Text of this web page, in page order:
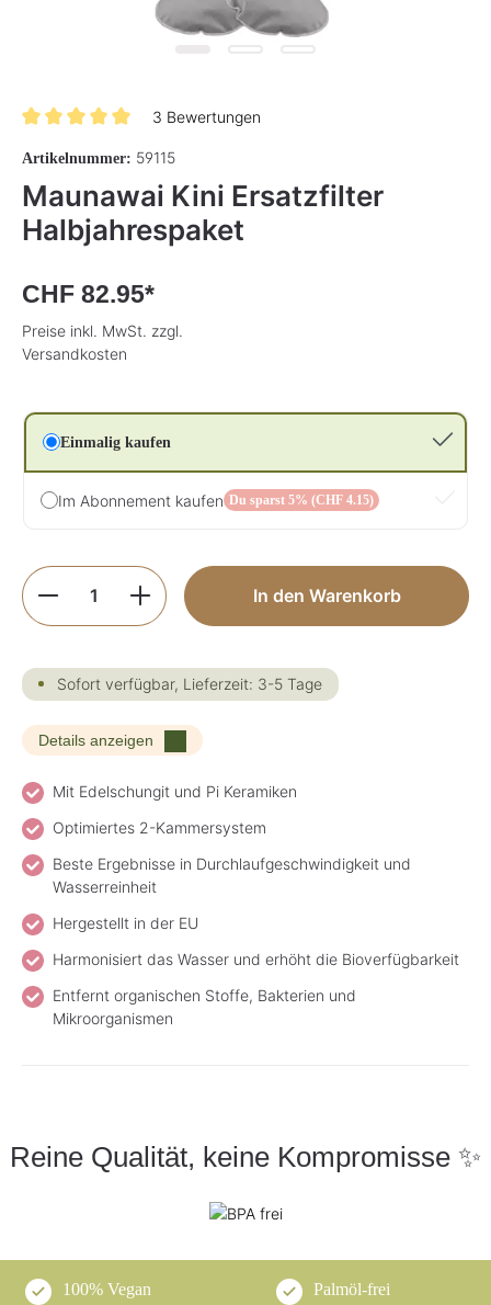
3 Bewertungen
Artikelnummer: 59115
Maunawai Kini Ersatzfilter
Halbjahrespaket
CHF 82.95*
Preise inkl. MwSt. zzgl.
Versandkosten
Einmalig kaufen
Im Abonnement kaufen Du sparst 5% (CHF 4.15)
Produkt Anzahl: Gib den gewünschten
In den Warenkorb
Sofort verfügbar, Lieferzeit: 3-5 Tage
Details anzeigen
Mit Edelschungit und Pi Keramiken
Optimiertes 2-Kammersystem
Beste Ergebnisse in Durchlaufgeschwindigkeit und
Wasserreinheit
Hergestellt in der EU
Harmonisiert das Wasser und erhöht die Bioverfügbarkeit
Entfernt organischen Stoffe, Bakterien und
Mikroorganismen
Reine Qualität, keine Kompromisse ✨
100% Vegan Palmöl-frei